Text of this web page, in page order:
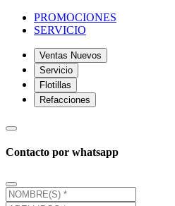
PROMOCIONES
SERVICIO
Ventas Nuevos
Servicio
Flotillas
Refacciones
Contacto por whatsapp